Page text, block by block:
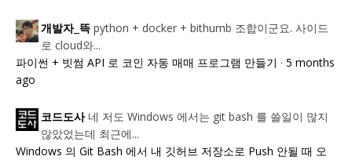
개발자_뜩 python + docker + bithumb 조합이군요. 사이드
로 cloud와...
파이썬 + 빗썸 API 로 코인 자동 매매 프로그램 만들기 · 5 months
ago
코드도사 네 저도 Windows 에서는 git bash 를 쓸일이 많지
않았었는데 최근에...
Windows 의 Git Bash 에서 내 깃허브 저장소로 Push 안될 때 오